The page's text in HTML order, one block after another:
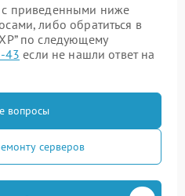
с приведенными ниже
либо обратиться в
по следующему
43 если не нашли ответ на
вопросы
серверов